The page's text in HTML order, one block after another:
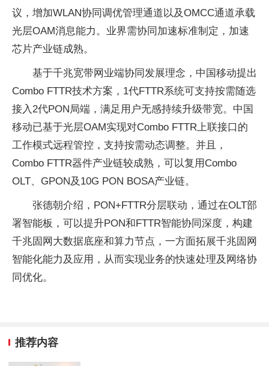
议，增加WLAN协同调优管理通道以及OMCC通道承载
光层OAM消息能力。业界需协同加速标准制定，加速
芯片产业链成熟。
基于千兆宽带网业端协同发展理念，中国移动提出
Combo FTTR技术方案，1代FTTR系统可支持按需随选
接入2代PON局端，满足用户无感持续升级带宽。中国
移动已基于光层OAM实现对Combo FTTR上联接口的
工作模式远程管控，支持按需动态调整。并且，
Combo FTTR器件产业链较成熟，可以复用Combo
OLT、GPON及10G PON BOSA产业链。
张德朝介绍，PON+FTTR分层联动，通过在OLT部
署智能板，可以提升PON和FTTR智能协同深度，构建
千兆固网大数据底座和算力节点，一方面拓展千兆固网
智能化能力及应用，从而实现业务的快速处理及网络协
同优化。
推荐内容